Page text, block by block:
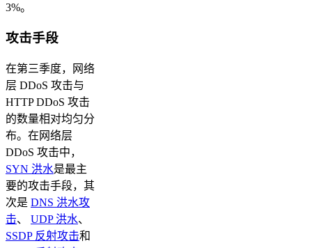
3%。
攻击手段
在第三季度，网络
层 DDoS 攻击与
HTTP DDoS 攻击
的数量相对均匀分
布。在网络层
DDoS 攻击中，
SYN 洪水是最主
要的攻击手段，其
次是 DNS 洪水攻
击、 UDP 洪水、
SSDP 反射攻击和